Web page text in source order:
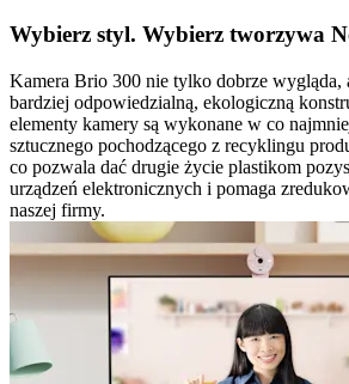
Wybierz styl. Wybierz tworzywa
Kamera Brio 300 nie tylko dobrze wygląda,
bardziej odpowiedzialną, ekologiczną
elementy kamery są wykonane w co
sztucznego pochodzącego z recyklingu
co pozwala dać drugie życie plastikom
urządzeń elektronicznych i pomaga
naszej firmy.